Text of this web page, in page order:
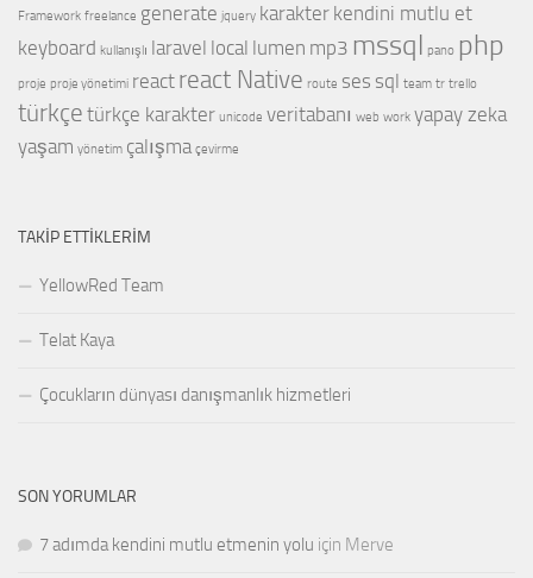
Framework freelance generate jquery karakter kendini mutlu et
keyboard kullanışlı laravel local lumen mp3 mssql pano php
proje proje yönetimi react react Native route ses sql team tr trello
türkçe türkçe karakter unicode veritabanı web work yapay zeka
yaşam yönetim çalışma çevirme
TAKIP ETTIKLERIM
YellowRed Team
Telat Kaya
Çocukların dünyası danışmanlık hizmetleri
SON YORUMLAR
7 adımda kendini mutlu etmenin yolu için Merve